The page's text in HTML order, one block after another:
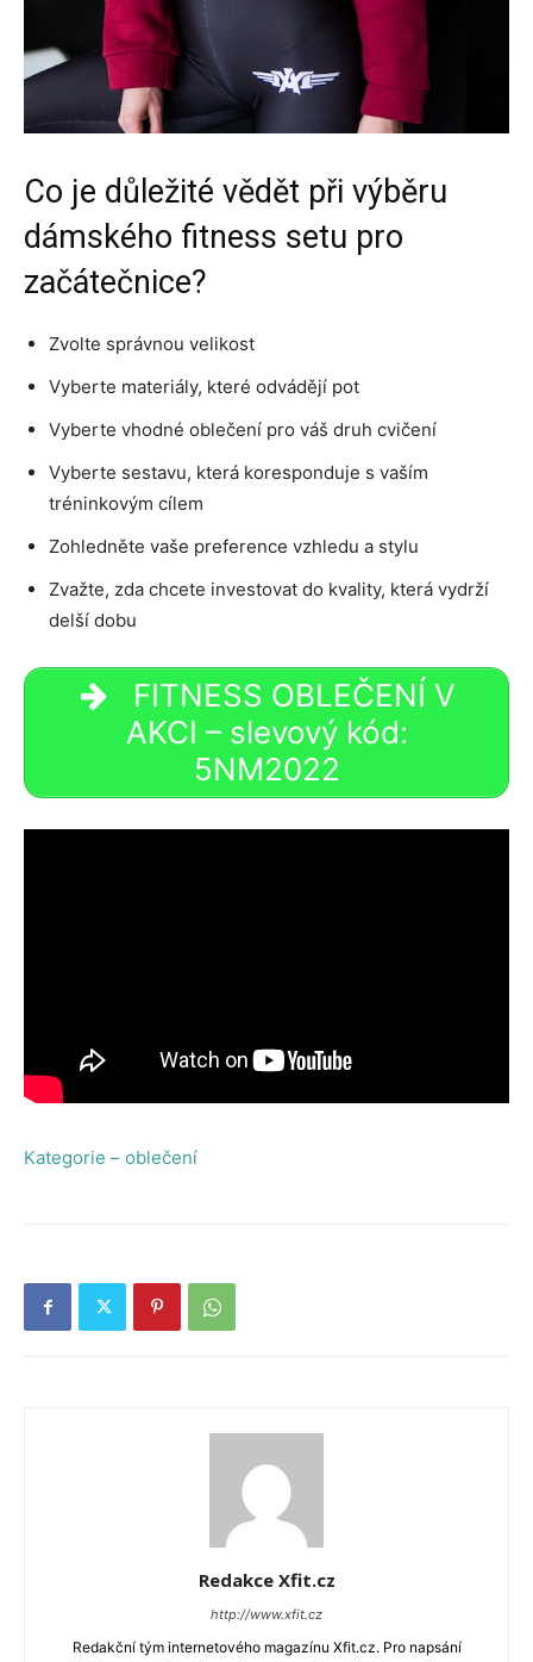
Co je důležité vědět při výběru
dámského fitness setu pro
začátečnice?
Zvolte správnou velikost
Vyberte materiály, které odvádějí pot
Vyberte vhodné oblečení pro váš druh cvičení
Vyberte sestavu, která koresponduje s vaším
tréninkovým cílem
Zohledněte vaše preference vzhledu a stylu
Zvažte, zda chcete investovat do kvality, která vydrží
delší dobu
FITNESS OBLEČENÍ V
AKCI – slevový kód:
5NM2022
Kategorie – oblečení
Redakce Xfit.cz
http://www.xfit.cz
Redakční tým internetového magazínu Xfit.cz. Pro napsání